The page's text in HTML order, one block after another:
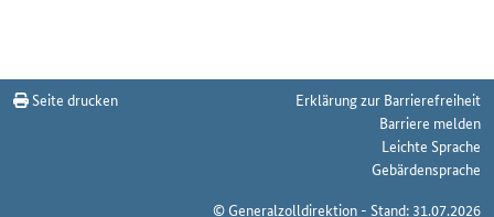
Seite drucken
Erklärung zur Barrierefreiheit
Barriere melden
Leichte Sprache
Gebärdensprache
© Generalzolldirektion - Stand: 31.07.2026